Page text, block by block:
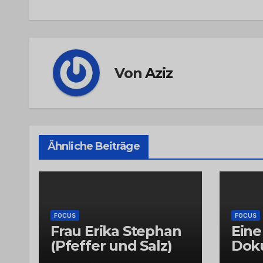
VonAziz
Ähnliche Beiträge
FOCUS
Frau Erika Stephan
(Pfeffer und Salz)
FOCUS